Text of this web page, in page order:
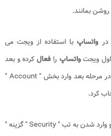
بمانند.
در واتساپ با استفاده از ویجت می
اول ویجتواتساپ رافعالکرده و بعد
در مرحله بعد وارد بخش "Account
"
کرد.
وارد شدن به تب "Security" گزینه "